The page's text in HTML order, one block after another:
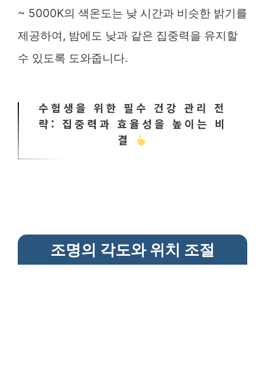
~ 5000K의 색온도는 낮 시간과 비슷한 밝기를
제공하여, 밤에도 낮과 같은 집중력을 유지할
수 있도록 도와줍니다.
수험생을 위한 필수 건강 관리 전
략: 집중력과 효율성을 높이는 비
결
조명의 각도와 위치 조절